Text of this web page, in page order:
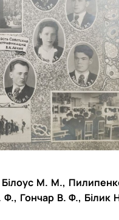
М. М.,
Гончар В. Ф., Білик